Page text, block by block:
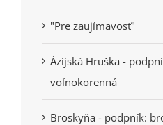
"Pre zaujímavosť"
Ázijská Hruška -
voľnokorenná
Broskyňa - podpník: